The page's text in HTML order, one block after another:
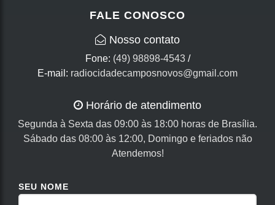
FALE CONOSCO
Nosso contato
Fone: (49) 98898-4543/
E-mail: radiocidadecamposnovos@gmail.com
Horário de atendimento
Segunda à Sexta das 09:00 às 18:00 horas de Brasília.
Sábado das 08:00 às 12:00, Domingo e feriados não
Atendemos!
SEU NOME